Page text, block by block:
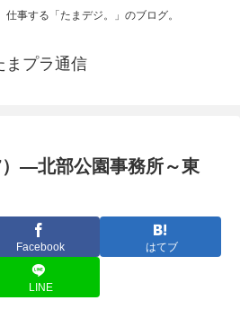
事する「たまデジ。」のブログ。
まプラ通信
―北部公園事務所～東
Facebook はてブ
LINE